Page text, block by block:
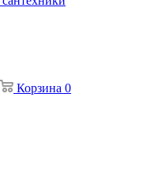
Корзина 0